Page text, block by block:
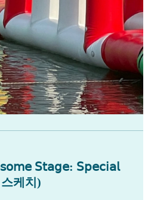
𝖲𝗍𝖺𝗀𝖾: 𝖲𝗉𝖾𝖼𝗂𝖺𝗅
케치)